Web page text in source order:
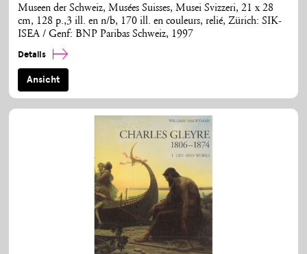
Museen der Schweiz, Musées Suisses, Musei Svizzeri, 21 x 28
cm, 128 p.,3 ill. en n/b, 170 ill. en couleurs, relié, Zürich: SIK-
ISEA / Genf: BNP Paribas Schweiz, 1997
Details
Ansicht